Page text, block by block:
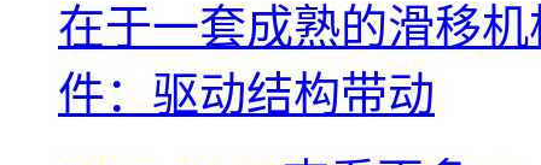
在于一套成熟的滑移
件：驱动结构带动